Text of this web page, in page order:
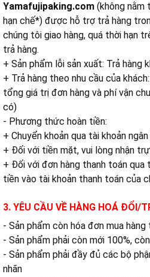
Yamafujipaking.com (không nằm
hạn chế*) được hỗ trợ trả hàng
chúng tôi giao hàng, quá thời hạn
trả hàng.
+ Sản phẩm lỗi sản xuất: Trả hàng
+ Trả hàng theo nhu cầu của
tổng giá trị đơn hàng và phí vận
có)
- Phương thức hoàn tiền:
+ Chuyển khoản qua tài khoản
+ Đối với tiền mặt, vui lòng nhận
+ Đối với đơn hàng thanh toán
tiền vào tài khoản thanh toán của
3. YÊU CẦU VỀ HÀNG HOÁ ĐỔI/
- Sản phẩm còn hóa đơn mua
- Sản phẩm phải còn mới 100%,
- Sản phẩm phải đầy đủ các bộ
nhãn